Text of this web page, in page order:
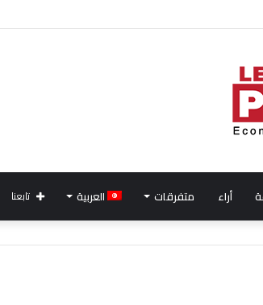
أراء متفرقات العربية تابعنا